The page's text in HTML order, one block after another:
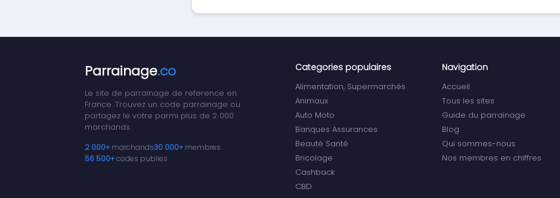
Parrainage.co
Le site de parrainage de reference en
France. Trouvez un code parrainage ou
partagez le votre parmi plus de 2 000
marchands.
2 000+ marchands30 000+ membres
56 500+codes publies
Categories populaires
Alimentation, Supermarchés
Animaux
Auto Moto
Banques Assurances
Beauté Santé
Bricolage
Cashback
CBD
Navigation
Accueil
Tous les sites
Guide du parrainage
Blog
Qui sommes-nous
Nos membres en chiffres